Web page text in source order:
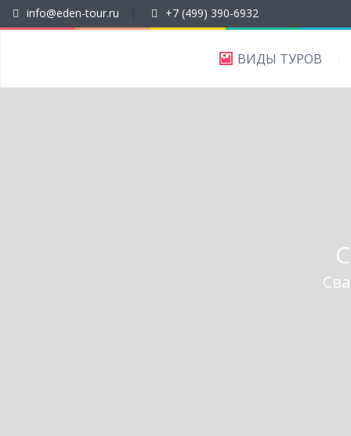
info@eden-tour.ru +7 (499) 390-6932
ВИДЫ ТУРОВ